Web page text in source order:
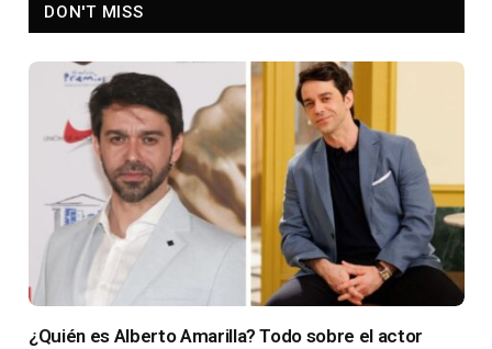
DON'T MISS
¿Quién es Alberto Amarilla? Todo sobre el actor